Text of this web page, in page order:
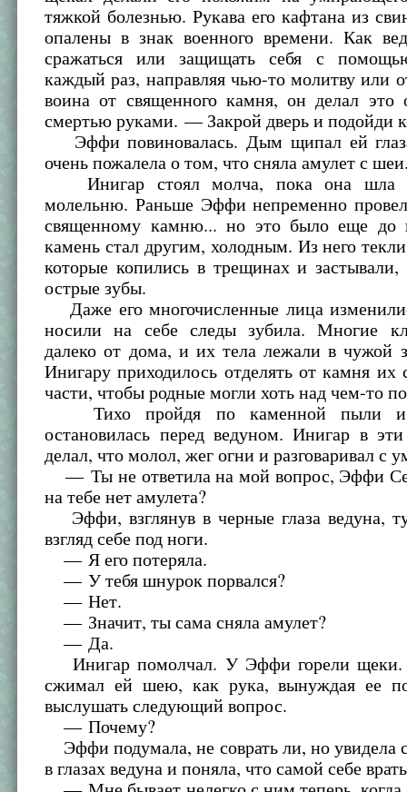
тяжкой болезнью. Рукава его кафтана из
опалены в знак военного времени. Как
сражаться или защищать себя с
каждый раз, направляя чью-то молитву или
воина от священного камня, он делал это
смертью руками. — Закрой дверь и подойди
Эффи повиновалась. Дым щипал ей
очень пожалела о том, что сняла амулет с
Инигар стоял молча, пока она шла
молельню. Раньше Эффи непременно
священному камню... но это было еще до
камень стал другим, холодным. Из него
которые копились в трещинах и застывали,
острые зубы.
Даже его многочисленные лица
носили на себе следы зубила. Многие
далеко от дома, и их тела лежали в чужой
Инигару приходилось отделять от камня их
части, чтобы родные могли хоть над чем-то
Тихо пройдя по каменной пыли
остановилась перед ведуном. Инигар в
делал, что молол, жег огни и разговаривал с
— Ты не ответила на мой вопрос, Эффи
на тебе нет амулета?
Эффи, взглянув в черные глаза ведуна,
взгляд себе под ноги.
— Я его потеряла.
— У тебя шнурок порвался?
— Нет.
— Значит, ты сама сняла амулет?
— Да.
Инигар помолчал. У Эффи горели щеки.
сжимал ей шею, как рука, вынуждая ее
выслушать следующий вопрос.
— Почему?
Эффи подумала, не соврать ли, но увидела
в глазах ведуна и поняла, что самой себе